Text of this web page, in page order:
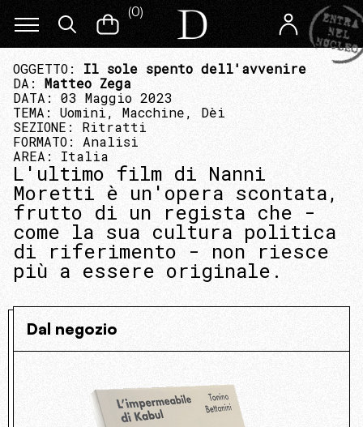
(0)
OGGETTO: Il sole spento dell'avvenire
DA: Matteo Zega
DATA: 03 Maggio 2023
TEMA: Uomini, Macchine, Dèi
SEZIONE: Ritratti
FORMATO: Analisi
AREA: Italia
L'ultimo film di Nanni
Moretti è un'opera scontata,
frutto di un regista che -
come la sua cultura politica
di riferimento - non riesce
più a essere originale.
Dal negozio